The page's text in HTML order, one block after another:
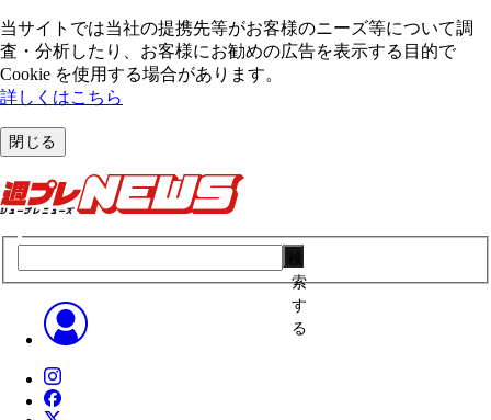
当サイトでは当社の提携先等がお客様のニーズ等について調
査・分析したり、お客様にお勧めの広告を表⽰する⽬的で
Cookie を使⽤する場合があります。
詳しくはこちら
閉じる
索
す
る